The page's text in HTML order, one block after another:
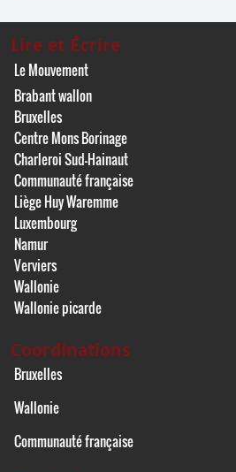
Lire et Écrire
Le Mouvement
Brabant wallon
Bruxelles
Centre Mons Borinage
Charleroi Sud-Hainaut
Communauté française
Liège Huy Waremme
Luxembourg
Namur
Verviers
Wallonie
Wallonie picarde
Coordinations
Bruxelles
Wallonie
Communauté française